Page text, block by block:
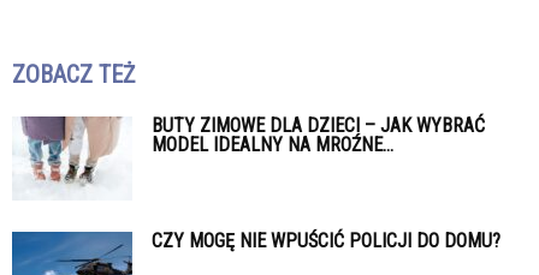
ZOBACZ TEŻ
BUTY ZIMOWE DLA DZIECI – JAK WYBRAĆ
MODEL IDEALNY NA MROŹNE...
CZY MOGĘ NIE WPUŚCIĆ POLICJI DO DOMU?